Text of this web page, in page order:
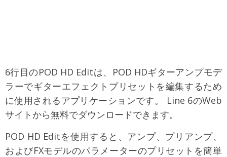
6行目のPOD HD Editは、POD HDギターアンプモデ
ラーでギターエフェクトプリセットを編集するため
に使用されるアプリケーションです。 Line 6のWeb
サイトから無料でダウンロードできます。
POD HD Editを使用すると、アンプ、プリアンプ、
およびFXモデルのパラメーターのプリセットを簡単